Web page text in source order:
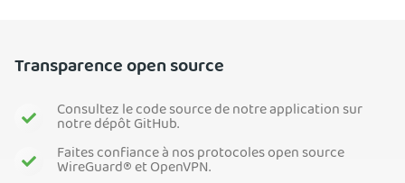
Transparence open source
Consultez le code source de notre application sur
notre dépôt GitHub.
Faites confiance à nos protocoles open source
WireGuard® et OpenVPN.